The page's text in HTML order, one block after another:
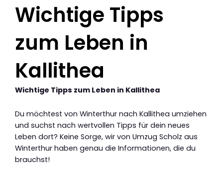
Wichtige Tipps
zum Leben in
Kallithea
Wichtige Tipps zum Leben in Kallithea
Du möchtest von Winterthur nach Kallithea umziehen
und suchst nach wertvollen Tipps für dein neues
Leben dort? Keine Sorge, wir von Umzug Scholz aus
Winterthur haben genau die Informationen, die du
brauchst!